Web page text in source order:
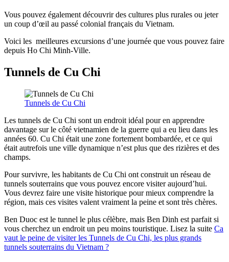
Vous pouvez également découvrir des cultures plus rurales ou jeter
un coup d’œil au passé colonial français du Vietnam.
Voici les meilleures excursions d’une journée que vous pouvez faire
depuis Ho Chi Minh-Ville.
Tunnels de Cu Chi
Tunnels de Cu Chi
Les tunnels de Cu Chi sont un endroit idéal pour en apprendre
davantage sur le côté vietnamien de la guerre qui a eu lieu dans les
années 60. Cu Chi était une zone fortement bombardée, et ce qui
était autrefois une ville dynamique n’est plus que des rizières et des
champs.
Pour survivre, les habitants de Cu Chi ont construit un réseau de
tunnels souterrains que vous pouvez encore visiter aujourd’hui.
Vous devrez faire une visite historique pour mieux comprendre la
région, mais ces visites valent vraiment la peine et sont très chères.
Ben Duoc est le tunnel le plus célèbre, mais Ben Dinh est parfait si
vous cherchez un endroit un peu moins touristique. Lisez la suite Ca
vaut le peine de visiter les Tunnels de Cu Chi, les plus grands
tunnels souterrains du Vietnam ?